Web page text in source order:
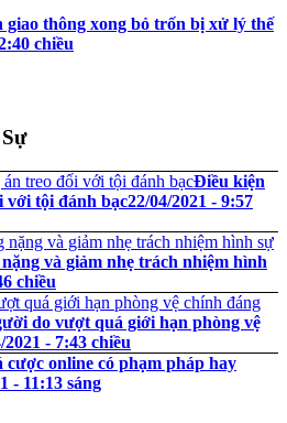
giao thông xong bỏ trốn bị xử lý thế
chiều
Điều kiện
với tội đánh bạc22/04/2021 - 9:57
và giảm nhẹ trách nhiệm hình
chiều
do vượt quá giới hạn phòng vệ
2021 - 7:43 chiều
cược online có phạm pháp hay
- 11:13 sáng